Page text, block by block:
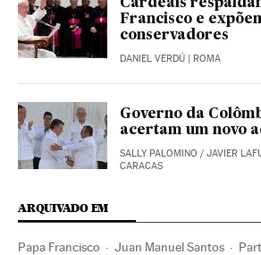
Cardeais
Francisco e
conservadores
DANIEL VERDÚ | ROMA
Governo da
acertam um novo
SALLY PALOMINO / JAVIER
CARACAS
ARQUIVADO EM
Papa Francisco Juan Manuel Santos